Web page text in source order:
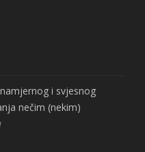
i svjesnog
nečim (nekim)